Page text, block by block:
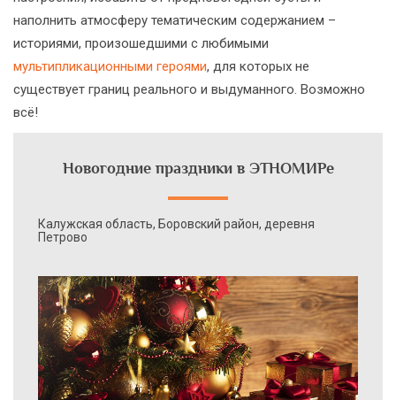
наполнить атмосферу тематическим содержанием –
историями, произошедшими с любимыми
мультипликационными героями, для которых не
существует границ реального и выдуманного. Возможно
всё!
Новогодние праздники в ЭТНОМИРе
Калужская область, Боровский район, деревня
Петрово